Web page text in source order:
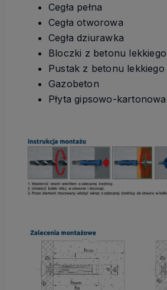
Cegła pełna
Cegła otworowa
Cegła dziurawka
Bloczki z betonu lekkiego
Pustak z betonu lekkiego
Gazobeton
Płyta gipsowo-kartonowa